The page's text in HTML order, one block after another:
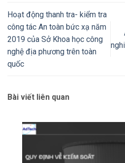
Hoạt động thanh tra- kiểm tra
công tác An toàn bức xạ năm
2019 của Sở Khoa học công
nghệ địa phương trên toàn
quốc
Bài viết liên quan